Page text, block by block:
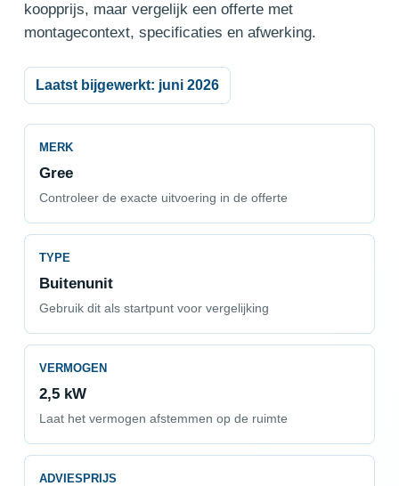
koopprijs, maar vergelijk een offerte met
montagecontext, specificaties en afwerking.
Laatst bijgewerkt: juni 2026
MERK
Gree
Controleer de exacte uitvoering in de offerte
TYPE
Buitenunit
Gebruik dit als startpunt voor vergelijking
VERMOGEN
2,5 kW
Laat het vermogen afstemmen op de ruimte
ADVIESPRIJS